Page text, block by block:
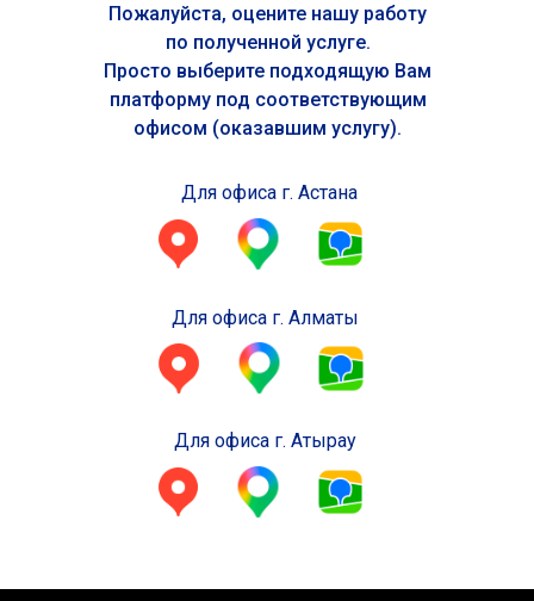
Для офиса г. Астана
Пожалуйста, оцените нашу работу
по полученной услуге.
Просто выберите подходящую Вам
платформу под соответствующим
офисом (оказавшим услугу).
Для офиса г. Алматы
Для офиса г. Атырау